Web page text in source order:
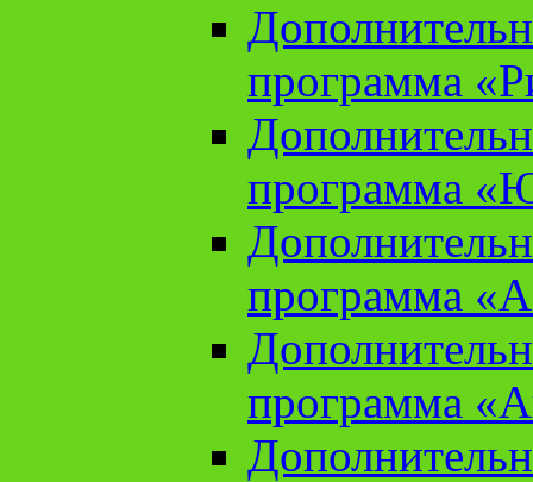
программа
программа
программа
программа